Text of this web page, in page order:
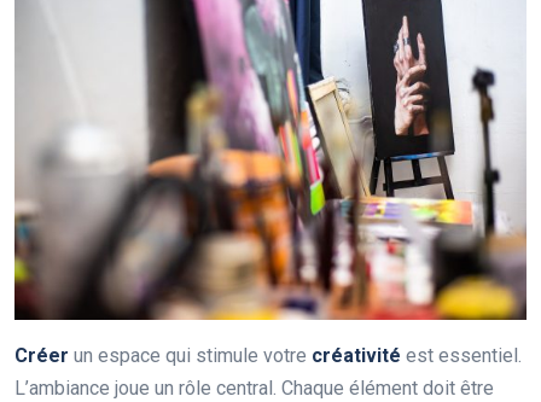
Créer un espace qui stimule votre créativité est essentiel.
L’ambiance joue un rôle central. Chaque élément doit être